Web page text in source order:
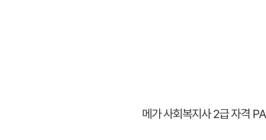
메가 사회복지사 2급 자격